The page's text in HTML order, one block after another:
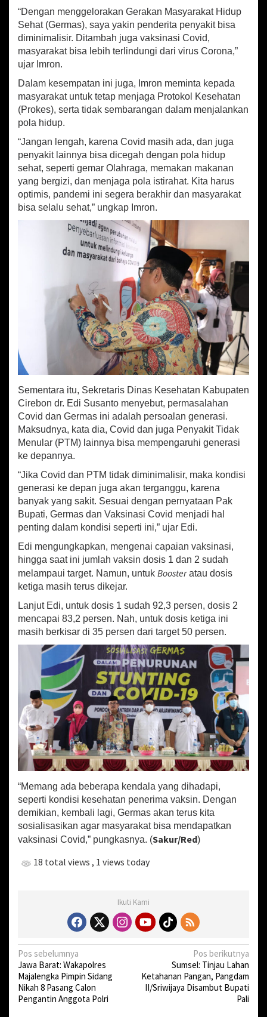
a
t
“Dengan menggelorakan Gerakan Masyarakat Hidup
Sehat (Germas), saya yakin penderita penyakit bisa
diminimalisir. Ditambah juga vaksinasi Covid,
masyarakat bisa lebih terlindungi dari virus Corona,”
ujar Imron.
Dalam kesempatan ini juga, Imron meminta kepada
masyarakat untuk tetap menjaga Protokol Kesehatan
(Prokes), serta tidak sembarangan dalam menjalankan
pola hidup.
“Jangan lengah, karena Covid masih ada, dan juga
penyakit lainnya bisa dicegah dengan pola hidup
sehat, seperti gemar Olahraga, memakan makanan
yang bergizi, dan menjaga pola istirahat. Kita harus
optimis, pandemi ini segera berakhir dan masyarakat
bisa selalu sehat,” ungkap Imron.
Sementara itu, Sekretaris Dinas Kesehatan Kabupaten
Cirebon dr. Edi Susanto menyebut, permasalahan
Covid dan Germas ini adalah persoalan generasi.
Maksudnya, kata dia, Covid dan juga Penyakit Tidak
Menular (PTM) lainnya bisa mempengaruhi generasi
ke depannya.
“Jika Covid dan PTM tidak diminimalisir, maka kondisi
generasi ke depan juga akan terganggu, karena
banyak yang sakit. Sesuai dengan pernyataan Pak
Bupati, Germas dan Vaksinasi Covid menjadi hal
penting dalam kondisi seperti ini,” ujar Edi.
Edi mengungkapkan, mengenai capaian vaksinasi,
hingga saat ini jumlah vaksin dosis 1 dan 2 sudah
melampaui target. Namun, untuk Boosteratau dosis
ketiga masih terus dikejar.
Lanjut Edi, untuk dosis 1 sudah 92,3 persen, dosis 2
mencapai 83,2 persen. Nah, untuk dosis ketiga ini
masih berkisar di 35 persen dari target 50 persen.
“Memang ada beberapa kendala yang dihadapi,
seperti kondisi kesehatan penerima vaksin. Dengan
demikian, kembali lagi, Germas akan terus kita
sosialisasikan agar masyarakat bisa mendapatkan
vaksinasi Covid,” pungkasnya. (Sakur/Red)
18 total views , 1 views today
Ikuti Kami
N
a
v
i
Pos sebelumnya
Jawa Barat: Wakapolres
Majalengka Pimpin Sidang
Nikah 8 Pasang Calon
Pengantin Anggota Polri
Pos berikutnya
Sumsel: Tinjau Lahan
Ketahanan Pangan, Pangdam
II/Sriwijaya Disambut Bupati
Pali